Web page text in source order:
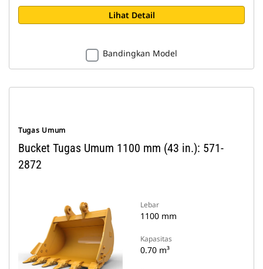
Lihat Detail
Bandingkan Model
Tugas Umum
Bucket Tugas Umum 1100 mm (43 in.): 571-
2872
Lebar
1100 mm
Kapasitas
0.70 m³